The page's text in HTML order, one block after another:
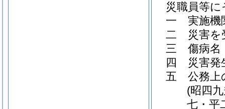
災職員等
一
実施機
二
災害
三
傷病名
四
災害発
五
公務上
(昭四
七・平